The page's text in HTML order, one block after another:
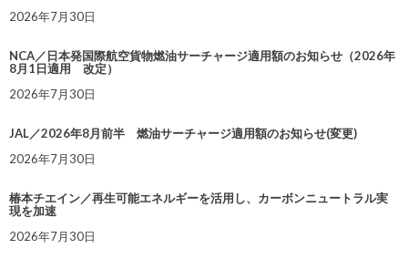
2026年7月30日
NCA／日本発国際航空貨物燃油サーチャージ適用額のお知らせ（2026年
8月1日適用 改定）
2026年7月30日
JAL／2026年8月前半 燃油サーチャージ適用額のお知らせ(変更)
2026年7月30日
椿本チエイン／再生可能エネルギーを活用し、カーボンニュートラル実
現を加速
2026年7月30日